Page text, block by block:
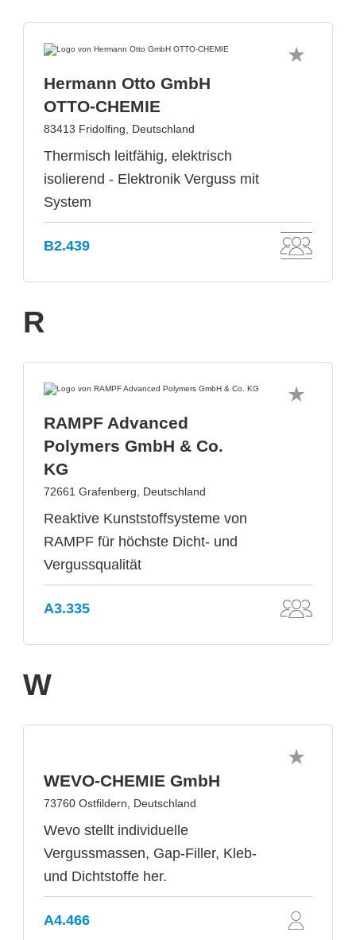
Hermann Otto GmbH
OTTO-CHEMIE
83413 Fridolfing, Deutschland
Thermisch leitfähig, elektrisch
isolierend - Elektronik Verguss mit
System
B2.439
R
RAMPF Advanced
Polymers GmbH & Co.
KG
72661 Grafenberg, Deutschland
Reaktive Kunststoffsysteme von
RAMPF für höchste Dicht- und
Vergussqualität
A3.335
W
WEVO-CHEMIE GmbH
73760 Ostfildern, Deutschland
Wevo stellt individuelle
Vergussmassen, Gap-Filler, Kleb-
und Dichtstoffe her.
A4.466